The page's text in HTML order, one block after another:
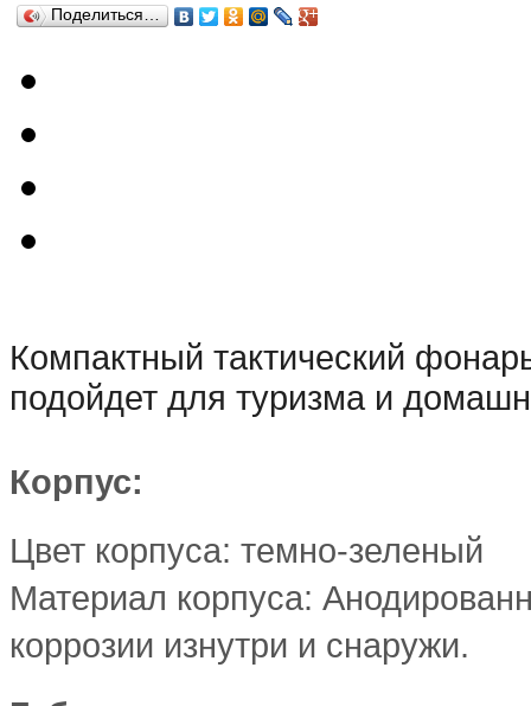
Поделиться…
Компактный тактический
подойдет для туризма и
Корпус:
Цвет корпуса: темно-зеленый
Материал корпуса:
коррозии изнутри и снаружи.